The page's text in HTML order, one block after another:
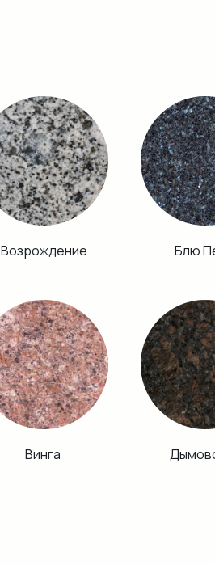
Блю
Возрождение
Винга